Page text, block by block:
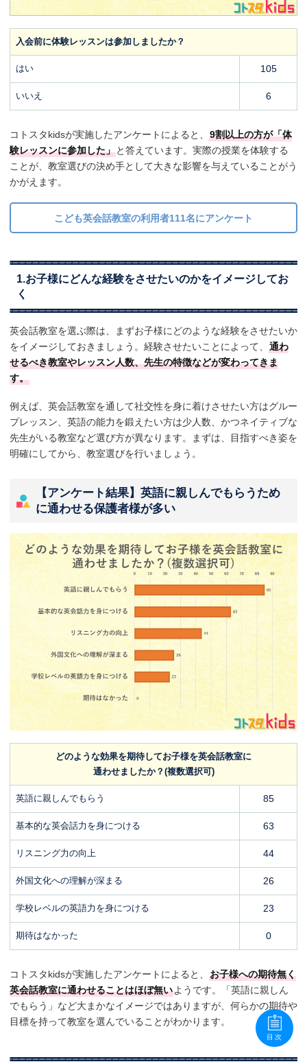
入会前に体験レッスンは参加しましたか？
はい 105
いいえ 6
コトスタkidsが実施したアンケートによると、 9割以上の方が「体
験レッスンに参加した」と答えています。実際の授業を体験する
ことが、教室選びの決め手として大きな影響を与えていることがう
かがえます。
こども英会話教室の利用者111名にアンケート
1.お子様にどんな経験をさせたいのかをイメージしてお
く
英会話教室を選ぶ際は、まずお子様にどのような経験をさせたいか
をイメージしておきましょう。経験させたいことによって、 通わ
せるべき教室やレッスン人数、先生の特徴などが変わってきま
す。
例えば、英会話教室を通して社交性を身に着けさせたい方はグルー
プレッスン、英語の能力を鍛えたい方は少人数、かつネイティブな
先生がいる教室など選び方が異なります。まずは、目指すべき姿を
明確にしてから、教室選びを行いましょう。
【アンケート結果】英語に親しんでもらうため
に通わせる保護者様が多い
どのような効果を期待してお子様を英会話教室に
通わせましたか？(複数選択可)
英語に親しんでもらう 85
基本的な英会話力を身につける 63
リスニング力の向上 44
外国文化への理解が深まる 26
学校レベルの英語力を身につける 23
期待はなかった 0
コトスタkidsが実施したアンケートによると、 お子様への期待無く
英会話教室に通わせることはほぼ無いようです。「英語に親しん
でもらう」など大まかなイメージではありますが、何らかの期待や
目標を持って教室を選んでいることがわかります。
目次